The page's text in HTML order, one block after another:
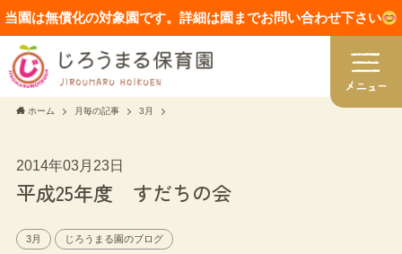
当園は無償化の対象園です。詳細は園までお問い合わせ下さい
ホーム 月毎の記事 3月
2014年03月23日
平成25年度 すだちの会
3月 じろうまる園のブログ